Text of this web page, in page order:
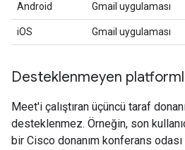
Android Gmail uygulaması
iOS Gmail uygulaması
Desteklenmeyen
Meet'i çalıştıran üçüncü taraf
desteklenmez. Örneğin, son
bir Cisco donanım konferans